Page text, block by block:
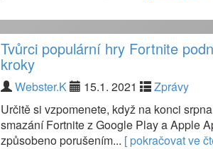
Tvůrci populární hry Fortnite
kroky
Webster.K 15.1. 2021
Zprávy
Určitě si vzpomenete, když na konci
smazání Fortnite z Google Play a Apple
způsobeno porušením... [ pokračovat ve